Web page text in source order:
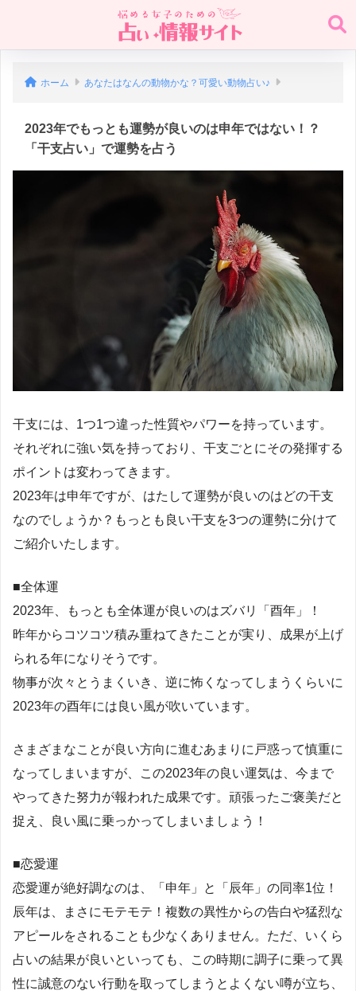
ホーム あなたはなんの動物かな？可愛い動物占い♪
2023年でもっとも運勢が良いのは申年ではない！？
「干支占い」で運勢を占う
干支には、1つ1つ違った性質やパワーを持っています。
それぞれに強い気を持っており、干支ごとにその発揮する
ポイントは変わってきます。
2023年は申年ですが、はたして運勢が良いのはどの干支
なのでしょうか？もっとも良い干支を3つの運勢に分けて
ご紹介いたします。
■全体運
2023年、もっとも全体運が良いのはズバリ「酉年」！
昨年からコツコツ積み重ねてきたことが実り、成果が上げ
られる年になりそうです。
物事が次々とうまくいき、逆に怖くなってしまうくらいに
2023年の酉年には良い風が吹いています。
さまざまなことが良い方向に進むあまりに戸惑って慎重に
なってしまいますが、この2023年の良い運気は、今まで
やってきた努力が報われた成果です。頑張ったご褒美だと
捉え、良い風に乗っかってしまいましょう！
■恋愛運
恋愛運が絶好調なのは、「申年」と「辰年」の同率1位！
辰年は、まさにモテモテ！複数の異性からの告白や猛烈な
アピールをされることも少なくありません。ただ、いくら
占いの結果が良いといっても、この時期に調子に乗って異
性に誠意のない行動を取ってしまうとよくない噂が立ち、